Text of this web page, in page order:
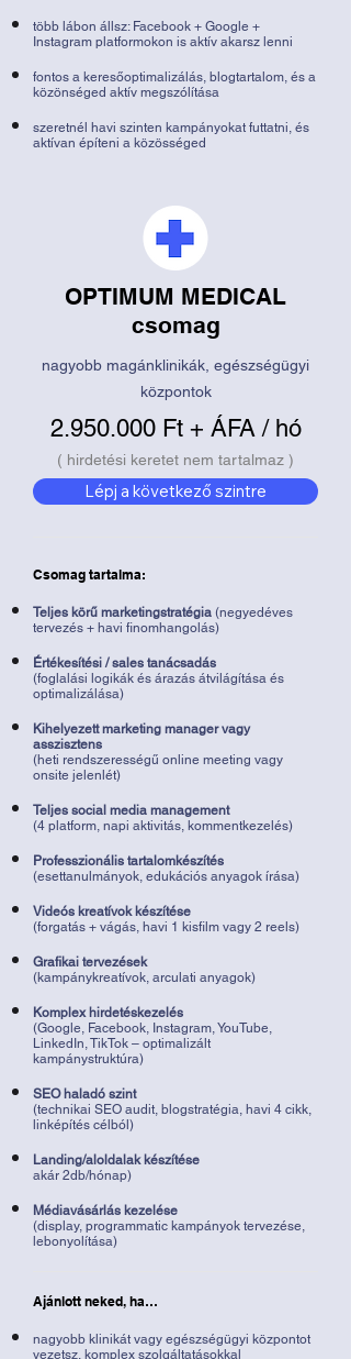
több lábon állsz: Facebook + Google +
Instagram platformokon is aktív akarsz lenni
fontos a keresőoptimalizálás, blogtartalom, és a
közönséged aktív megszólítása
szeretnél havi szinten kampányokat futtatni, és
aktívan építeni a közösséged
OPTIMUM MEDICAL
csomag
​nagyobb magánklinikák, egészségügyi
központok
2.950.000Ft + ÁFA / hó
( hirdetési keretet nem tartalmaz )
Csomag tartalma:
Teljes körű marketingstratégia (negyedéves
tervezés + havi finomhangolás)
Értékesítési / sales tanácsadás
(foglalási logikák és árazás átvilágítása és
optimalizálása)
Kihelyezett marketing manager vagy
asszisztens
(heti rendszerességű online meeting vagy
onsite jelenlét)
Teljes social media management
(4 platform, napi aktivitás, kommentkezelés)
Professzionális tartalomkészítés
(esettanulmányok, edukációs anyagok írása)
Videós kreatívok készítése
(forgatás + vágás, havi 1 kisfilm vagy 2 reels)
Grafikai tervezések
(kampánykreatívok, arculati anyagok)
Komplex hirdetéskezelés
(Google, Facebook, Instagram, YouTube,
LinkedIn, TikTok – optimalizált
kampánystruktúra)
SEO haladó szint
(technikai SEO audit, blogstratégia, havi 4 cikk,
linképítés célból)
Landing/aloldalak készítése
akár 2db/hónap)
Médiavásárlás kezelése
(display, programmatic kampányok tervezése,
lebonyolítása)
Ajánlott neked, ha…
nagyobb klinikát vagy egészségügyi központot
vezetsz, komplex szolgáltatásokkal
Lépj a következő szintre